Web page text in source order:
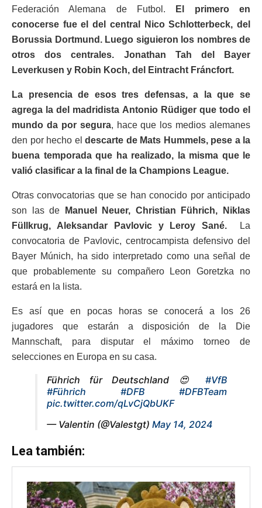
Federación Alemana de Futbol.
El primero en
conocerse fue el del central Nico Schlotterbeck, del
Borussia Dortmund. Luego siguieron los nombres de
otros dos centrales. Jonathan Tah del Bayer
Leverkusen y Robin Koch, del Eintracht Fráncfort.
La presencia de esos tres defensas, a la que se
agrega la del madridista Antonio Rüdiger que todo el
mundo da por segura, hace que los medios alemanes
den por hecho el descarte de Mats Hummels, pese a la
buena temporada que ha realizado, la misma que le
valió clasificar a la final de la Champions League.
Otras convocatorias que se han conocido por anticipado
son las de
Manuel Neuer, Christian Führich, Niklas
Füllkrug, Aleksandar Pavlovic y Leroy Sané.
La
convocatoria de Pavlovic, centrocampista defensivo del
Bayer Múnich, ha sido interpretado como una señal de
que probablemente su compañero Leon Goretzka no
estará en la lista.
Es así que en pocas horas se conocerá a los 26
jugadores que estarán a disposición de la Die
Mannschaft, para disputar el máximo torneo de
selecciones en Europa en su casa.
Führich für Deutschland 😍 #VfB
#Führich
#DFB
#DFBTeam
pic.twitter.com/qLvCjQbUKF
— Valentin (@Valestgt) May 14, 2024
Lea también: